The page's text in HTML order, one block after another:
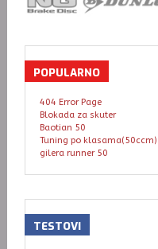
POPULARNO
404 Error Page
Blokada za skuter
Baotian 50
Tuning po klasama(50ccm)
gilera runner 50
TESTOVI